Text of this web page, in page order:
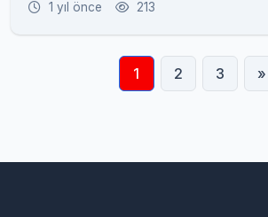
1 yıl önce 213
1 2 3 »